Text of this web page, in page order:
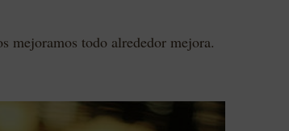
mejoramos todo alrededor mejora.